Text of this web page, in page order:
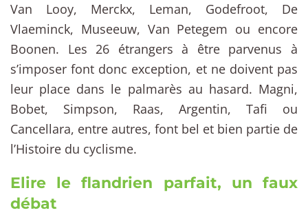
Van Looy, Merckx, Leman, Godefroot, De
Vlaeminck, Museeuw, Van Petegem ou encore
Boonen. Les 26 étrangers à être parvenus à
s’imposer font donc exception, et ne doivent pas
leur place dans le palmarès au hasard. Magni,
Bobet, Simpson, Raas, Argentin, Tafi ou
Cancellara, entre autres, font bel et bien partie de
l’Histoire du cyclisme.
Elire le flandrien parfait, un faux
débat